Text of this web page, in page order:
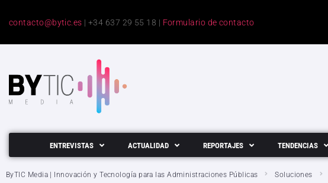
contacto@bytic.es | +34 637 29 55 18 | Formulario de contacto
ENTREVISTAS ACTUALIDAD REPORTAJES TENDENCIAS
ByTIC Media | Innovación y Tecnología para las Administraciones Públicas Soluciones